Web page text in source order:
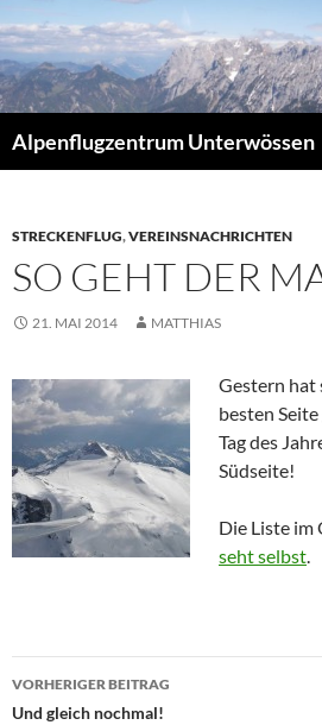
Inhalt
springen
Alpenflugzentrum Unterwössen
STRECKENFLUG,VEREINSNACHRICHTEN
SO GEHT DER
21. MAI 2014 MATTHIAS
Gestern hat
besten
Tag des
Südseite!
Die Liste im
seht selbst
Beitragsnavigation
VORHERIGER BEITRAG
Und gleich nochmal!